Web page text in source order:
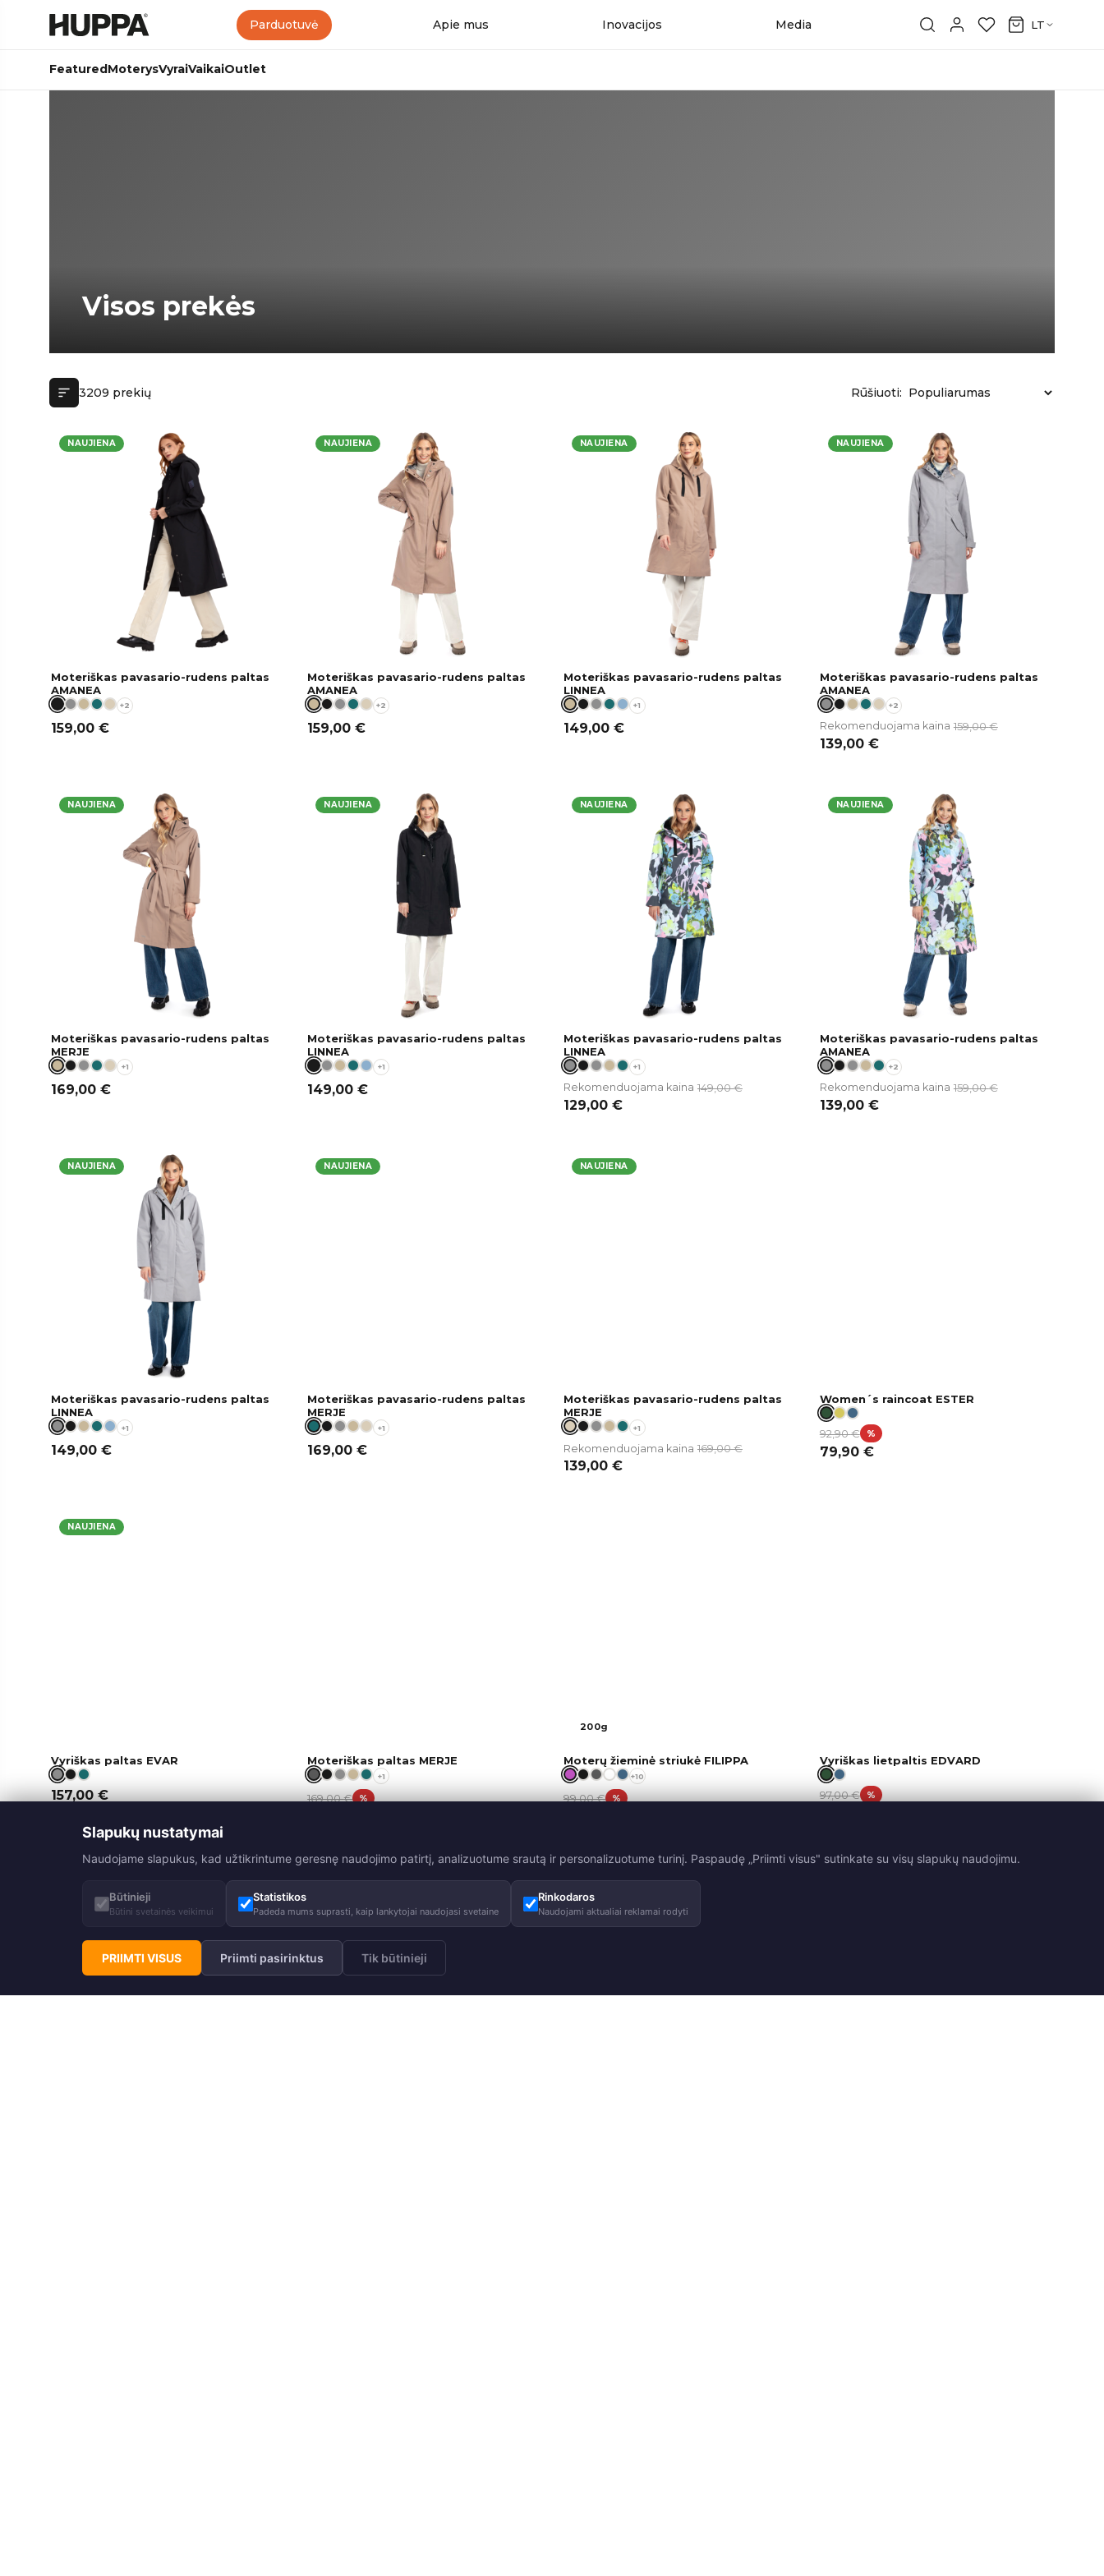
Parduotuvė Apie mus Inovacijos Media LT
FeaturedMoterysVyraiVaikaiOutlet
Visos prekės
3209 prekių Rūšiuoti:
NAUJIENA
Moteriškas pavasario-rudens paltas
AMANEA
+2
159,00€
NAUJIENA
Moteriškas pavasario-rudens paltas
AMANEA
+2
159,00€
NAUJIENA
Moteriškas pavasario-rudens paltas
LINNEA
+1
149,00 €
NAUJIENA
Moteriškas pavasario-rudens paltas
AMANEA
+2
Rekomenduojama kaina 159,00€
139,00 €
NAUJIENA
Moteriškas pavasario-rudens paltas
MERJE
+1
169,00€
NAUJIENA
Moteriškas pavasario-rudens paltas
LINNEA
+1
149,00€
NAUJIENA
Moteriškas pavasario-rudens paltas
LINNEA
+1
Rekomenduojama kaina 149,00€
129,00 €
NAUJIENA
Moteriškas pavasario-rudens paltas
AMANEA
+2
Rekomenduojama kaina 159,00€
139,00 €
NAUJIENA
Moteriškas pavasario-rudens paltas
LINNEA
+1
149,00€
NAUJIENA
Moteriškas pavasario-rudens paltas
MERJE
+1
169,00€
NAUJIENA
Moteriškas pavasario-rudens paltas
MERJE
+1
Rekomenduojama kaina 169,00€
139,00 €
Women´s raincoat ESTER
92,90€ %
79,90 €
NAUJIENA
Vyriškas paltas EVAR
157,00€
Moteriškas paltas MERJE
+1
169,00€ %
200g
Moterų žieminė striukė FILIPPA
+10
99,00€ %
Vyriškas lietpaltis EDVARD
97,00€ %
Slapukų nustatymai
Naudojame slapukus, kad užtikrintume geresnę naudojimo patirtį, analizuotume srautą ir personalizuotume turinį. Paspaudę „Priimti visus" sutinkate su visų slapukų naudojimu.
Būtinieji
Būtini svetainės veikimui
Statistikos
Padeda mums suprasti, kaip lankytojai naudojasi svetaine
Rinkodaros
Naudojami aktualiai reklamai rodyti
PRIIMTI VISUS Priimti pasirinktus Tik būtinieji